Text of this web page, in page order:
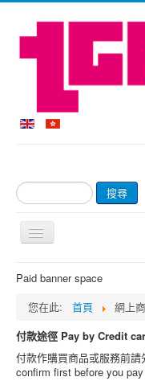
搜
尋...
搜尋
切
覽
首頁
關於我們
網上商店及付款
輔導服務
Paid banner space
您在此:
首頁
網上
付款途徑 Pay by Credit
付款作購買商品或服務前
confirm first before you